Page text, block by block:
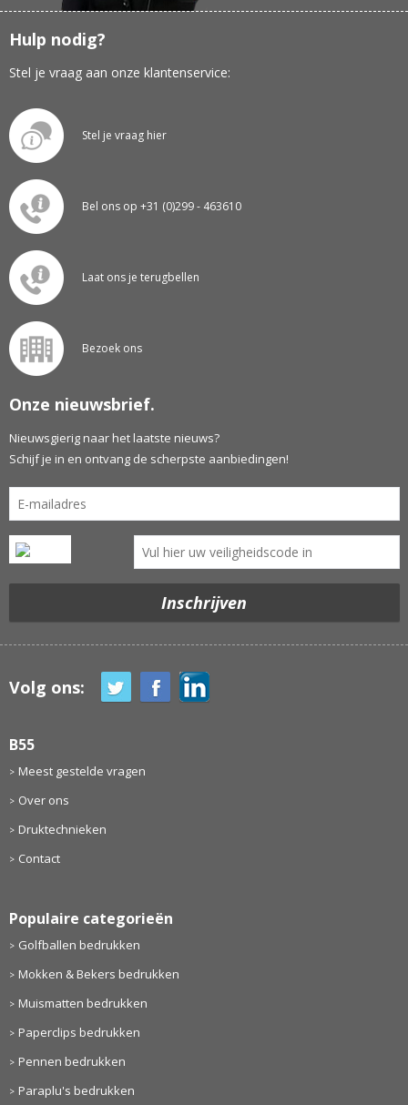
Hulp nodig?
Stel je vraag aan onze klantenservice:
Stel je vraag hier
Bel ons op +31 (0)299 - 463610
Laat ons je terugbellen
Bezoek ons
Onze nieuwsbrief.
Nieuwsgierig naar het laatste nieuws?
Schijf je in en ontvang de scherpste aanbiedingen!
Volg ons:
B55
Meest gestelde vragen
Over ons
Druktechnieken
Contact
Populaire categorieën
Golfballen bedrukken
Mokken & Bekers bedrukken
Muismatten bedrukken
Paperclips bedrukken
Pennen bedrukken
Paraplu's bedrukken